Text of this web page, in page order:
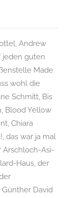
, Andrew
jeden guten
Made
wohl die
Schmitt, Bis
, Blood Yellow
, Chiara
, das war ja mal
Arschloch-Asi-
Haus, der
David